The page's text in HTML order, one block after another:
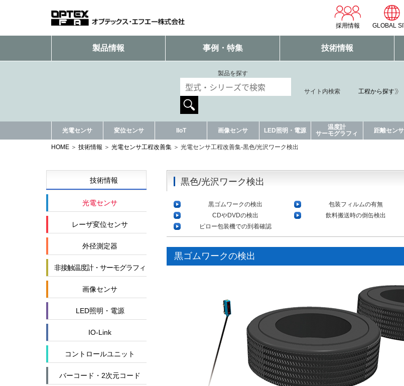
採用情報 GLOBAL
製品情報 事例・特集 技術情報
製品を探す
サイト内検索 工程から探す
光電センサ 変位センサ IIoT 画像センサ LED照明・電源
温度計
サーモグラフィ
距離センサ
HOME 技術情報 光電センサ工程改善集 光電センサ工程改善集-黒色/光沢ワーク検出
技術情報
光電センサ
レーザ変位センサ
外径測定器
非接触温度計・サーモグラフィ
画像センサ
LED照明・電源
IO-Link
コントロールユニット
バーコード・2次元コード
黒色/光沢ワーク検出
黒ゴムワークの検出
包装フィルムの有無
CDやDVDの検出
飲料搬送時の倒缶検出
ピロー包装機での到着確認
黒ゴムワークの検出